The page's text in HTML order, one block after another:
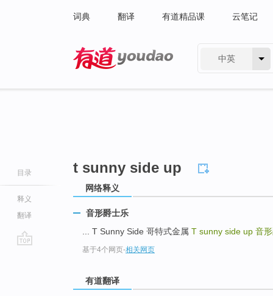
词典 翻译 有道精品课 云笔记
中英
目录
释义
翻译
t sunny side up
网络释义
音形爵士乐
... T Sunny Side 哥特式金属 T sunny side up 音
基于4个网页-相关网页
有道翻译